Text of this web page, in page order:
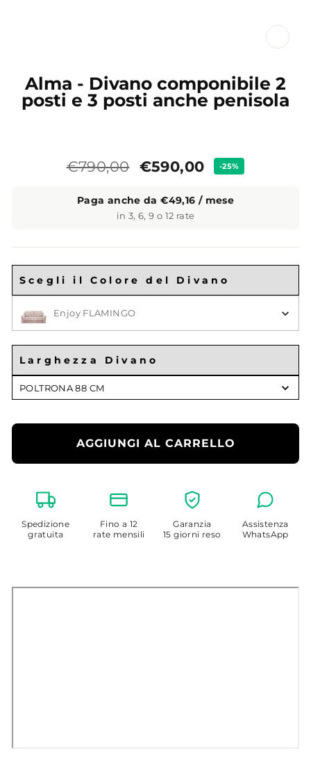
Alma - Divano componibile 2
posti e 3 posti anche penisola
Prezzo
€790,00 Prezzo
€590,00 -25%
Paga anche da €49,16 / mese
in 3, 6, 9 o 12 rate
Scegli il Colore del Divano
Enjoy FLAMINGO
Larghezza Divano
Divano
POLTRONA 88 CM
AGGIUNGI AL CARRELLO
Spedizione
gratuita
Fino a 12
rate mensili
Garanzia
15 giorni reso
Assistenza
WhatsApp